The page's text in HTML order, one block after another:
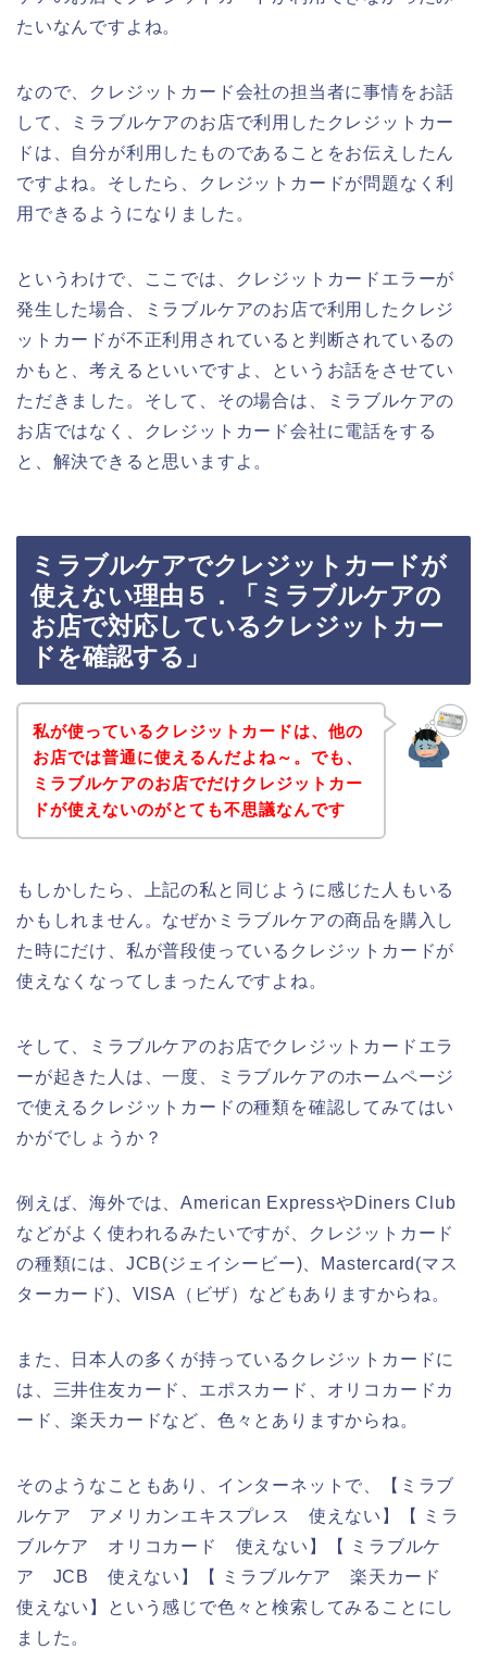
たいなんですよね。
なので、クレジットカード会社の担当者に事情をお話
して、ミラブルケアのお店で利用したクレジットカー
ドは、自分が利用したものであることをお伝えしたん
ですよね。そしたら、クレジットカードが問題なく利
用できるようになりました。
というわけで、ここでは、クレジットカードエラーが
発生した場合、ミラブルケアのお店で利用したクレジ
ットカードが不正利用されていると判断されているの
かもと、考えるといいですよ、というお話をさせてい
ただきました。そして、その場合は、ミラブルケアの
お店ではなく、クレジットカード会社に電話をする
と、解決できると思いますよ。
ミラブルケアでクレジットカードが
使えない理由５．「ミラブルケアの
お店で対応しているクレジットカー
ドを確認する」
私が使っているクレジットカードは、他の
お店では普通に使えるんだよね～。でも、
ミラブルケアのお店でだけクレジットカー
ドが使えないのがとても不思議なんです
もしかしたら、上記の私と同じように感じた人もいる
かもしれません。なぜかミラブルケアの商品を購入し
た時にだけ、私が普段使っているクレジットカードが
使えなくなってしまったんですよね。
そして、ミラブルケアのお店でクレジットカードエラ
ーが起きた人は、一度、ミラブルケアのホームページ
で使えるクレジットカードの種類を確認してみてはい
かがでしょうか？
例えば、海外では、American ExpressやDiners Club
などがよく使われるみたいですが、クレジットカード
の種類には、JCB(ジェイシービー)、Mastercard(マス
ターカード)、VISA（ビザ）などもありますからね。
また、日本人の多くが持っているクレジットカードに
は、三井住友カード、エポスカード、オリコカードカ
ード、楽天カードなど、色々とありますからね。
そのようなこともあり、インターネットで、【ミラブ
ルケア アメリカンエキスプレス 使えない】【 ミラ
ブルケア オリコカード 使えない】【 ミラブルケ
ア JCB 使えない】【 ミラブルケア 楽天カード
使えない】という感じで色々と検索してみることにし
ました。